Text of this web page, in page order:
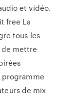
et vidéo.
free La
tous les
mettre
de mix